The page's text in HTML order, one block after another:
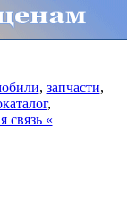
, запчасти,
,
связь «